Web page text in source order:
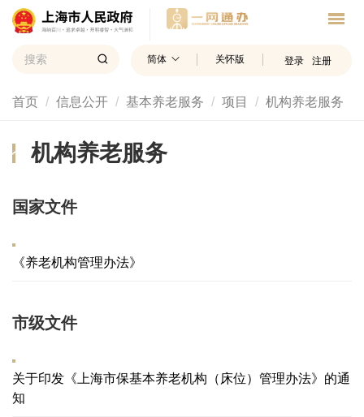
简体 关怀版 登录 注册
首页 信息公开 基本养老服务 项目 机构养老服务
机构养老服务
国家文件
《养老机构管理办法》
市级文件
关于印发《上海市保基本养老机构（床位）管理办法》的通
知